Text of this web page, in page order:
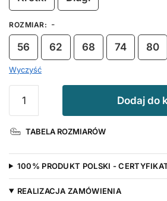
ROZMIAR: -
56 62 68 74 80
Wyczyść
Body
Wszystkiego
Najlepszego
Nadruk
Złoty
Dodaj do
TABELA ROZMIARÓW
100% PRODUKT POLSKI -
REALIZACJA ZAMÓWIENIA